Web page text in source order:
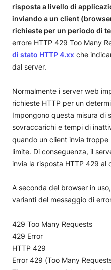
risposta a livello di
inviando a un client
richieste per un periodo di
errore HTTP 429 Too Many
di stato HTTP 4.xx che
dal server.
Normalmente i server web
richieste HTTP per un
Impongono questa misura di
sovraccarichi e tempi di
quando un client invia
limite. Di conseguenza, il
invia la risposta HTTP 429 al
A seconda del browser in
varianti del messaggio di
429 Too Many Requests
429 Error
HTTP 429
Error 429 (Too Many